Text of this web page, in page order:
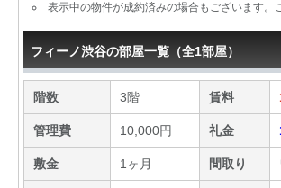
表示中の物件が成約済みの場合もございます。
フィーノ渋谷の部屋一覧（全1部屋）
階数 3階 賃料
管理費 10,000円 礼金
敷金 1ヶ月 間取り